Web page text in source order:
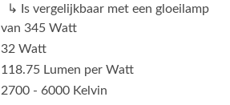
↳ Is vergelijkbaar met een gloeilamp
van 345 Watt
32 Watt
118.75 Lumen per Watt
2700 - 6000 Kelvin